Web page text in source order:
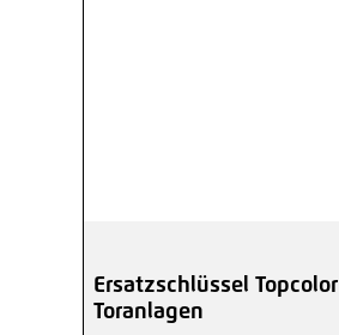
Ersatzschlüssel Topcolor
Toranlagen